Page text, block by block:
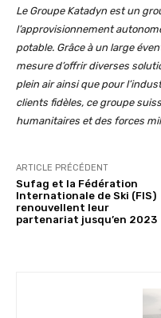
Le Groupe Katadyn est un
l’approvisionnement
potable. Grâce à un large
mesure d’offrir diverses
plein air ainsi que pour
clients fidèles, ce groupe
humanitaires et des forces
ARTICLE PRÉCÉDENT
Sufag et la Fédération
Internationale de Ski (FIS)
renouvellent leur
partenariat jusqu’en 2023